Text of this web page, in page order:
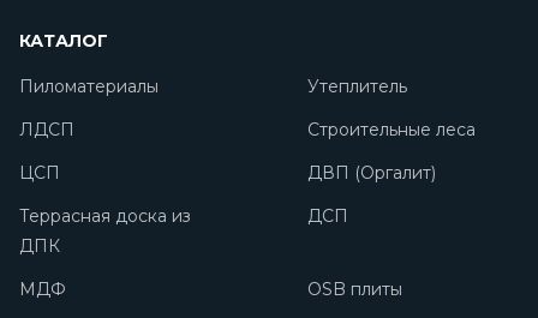
КАТАЛОГ
Пиломатериалы
Утеплитель
ЛДСП
Строительные леса
ЦСП
ДВП (Оргалит)
Террасная доска из
ДПК
ДСП
МДФ
OSB плиты